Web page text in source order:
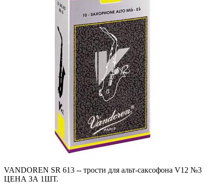
VANDOREN SR 613 -- трости для альт-саксофона V12 №3
ЦЕНА ЗА 1ШТ.